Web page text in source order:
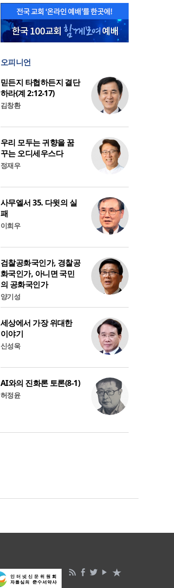
오피니언
믿든지 타협하든지 결단
하라(계 2:12-17)
김창환
우리 모두는 귀향을 꿈
꾸는 오디세우스다
정재우
사무엘서 35. 다윗의 실
패
이희우
검찰공화국인가, 경찰공
화국인가, 아니면 국민
의 공화국인가
양기성
세상에서 가장 위대한
이야기
신성욱
AI와의 진화론 토론(8-1)
허정윤